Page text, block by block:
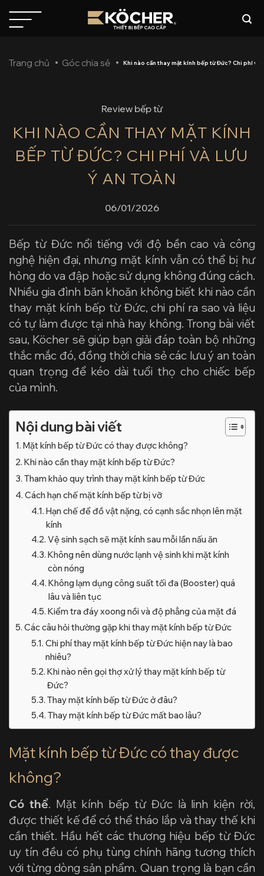
qua
Trang chủ Góc chia sẻ Khi nào cần thay mặt kính bếp từ Đức? Chi phí và
Review bếp từ
KHI NÀO CẦN THAY MẶT KÍNH
BẾP TỪ ĐỨC? CHI PHÍ VÀ LƯU
Ý AN TOÀN
06/01/2026
Bếp từ Đức nổi tiếng với độ bền cao và công
nghệ hiện đại, nhưng mặt kính vẫn có thể bị hư
hỏng do va đập hoặc sử dụng không đúng cách.
Nhiều gia đình băn khoăn không biết khi nào cần
thay mặt kính bếp từ Đức, chi phí ra sao và liệu
có tự làm được tại nhà hay không. Trong bài viết
sau, Köcher sẽ giúp bạn giải đáp toàn bộ những
thắc mắc đó, đồng thời chia sẻ các lưu ý an toàn
quan trọng để kéo dài tuổi thọ cho chiếc bếp
của mình.
Nội dung bài viết
Mặt kính bếp từ Đức có thay được không?
Khi nào cần thay mặt kính bếp từ Đức?
Tham khảo quy trình thay mặt kính bếp từ Đức
Cách hạn chế mặt kính bếp từ bị vỡ
Hạn chế để đồ vật nặng, có cạnh sắc nhọn lên mặt
kính
Vệ sinh sạch sẽ mặt kính sau mỗi lần nấu ăn
Không nên dùng nước lạnh vệ sinh khi mặt kính
còn nóng
Không lạm dụng công suất tối đa (Booster) quá
lâu và liên tục
Kiểm tra đáy xoong nồi và độ phẳng của mặt đá
Các câu hỏi thường gặp khi thay mặt kính bếp từ Đức
Chi phí thay mặt kính bếp từ Đức hiện nay là bao
nhiêu?
Khi nào nên gọi thợ xử lý thay mặt kính bếp từ
Đức?
Thay mặt kính bếp từ Đức ở đâu?
Thay mặt kính bếp từ Đức mất bao lâu?
Mặt kính bếp từ Đức có thay được
không?
Có thể. Mặt kính bếp từ Đức là linh kiện rời,
được thiết kế để có thể tháo lắp và thay thế khi
cần thiết. Hầu hết các thương hiệu bếp từ Đức
uy tín đều có phụ tùng chính hãng tương thích
với từng dòng sản phẩm. Quan trọng là bạn cần